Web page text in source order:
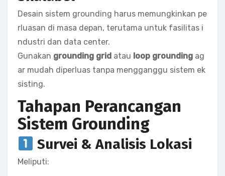
Desain sistem grounding harus memungkinkan pe
rluasan di masa depan, terutama untuk fasilitas i
ndustri dan data center.
Gunakan grounding grid atau loop grounding ag
ar mudah diperluas tanpa mengganggu sistem ek
sisting.
Tahapan Perancangan
Sistem Grounding
Survei & Analisis Lokasi
Meliputi: